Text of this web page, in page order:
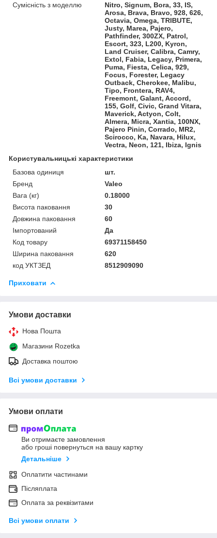
Сумісність з моделлю
Nitro, Signum, Bora, 33, IS,
Arosa, Brava, Bravo, 928, 626,
Octavia, Omega, TRIBUTE,
Justy, Marea, Pajero,
Pathfinder, 300ZX, Patrol,
Escort, 323, L200, Kyron,
Land Cruiser, Calibra, Camry,
Extol, Fabia, Legacy, Primera,
Puma, Fiesta, Celica, 929,
Focus, Forester, Legacy
Outback, Cherokee, Malibu,
Tipo, Frontera, RAV4,
Freemont, Galant, Accord,
155, Golf, Civic, Grand Vitara,
Maverick, Actyon, Colt,
Almera, Micra, Xantia, 100NX,
Pajero Pinin, Corrado, MR2,
Scirocco, Ka, Navara, Hilux,
Vectra, Neon, 121, Ibiza, Ignis
Користувальницькі характеристики
Базова одиниця
шт.
Бренд
Valeo
Вага (кг)
0.18000
Висота паковання
30
Довжина паковання
60
Імпортований
Да
Код товару
69371158450
Ширина паковання
620
код УКТЗЕД
8512909090
Приховати
Умови доставки
Нова Пошта
Магазини Rozetka
Доставка поштою
Всі умови доставки
Умови оплати
Ви отримаєте замовлення
або гроші повернуться на вашу картку
Детальніше
Оплатити частинами
Післяплата
Оплата за реквізитами
Всі умови оплати